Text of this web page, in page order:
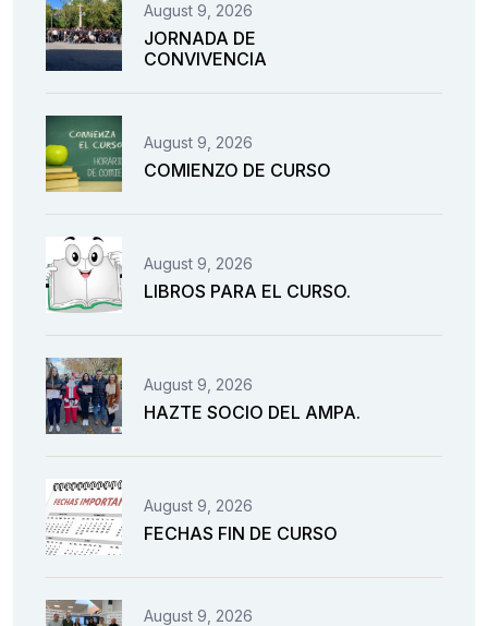
August 9, 2026
JORNADA DE
CONVIVENCIA
August 9, 2026
COMIENZO DE CURSO
August 9, 2026
LIBROS PARA EL CURSO.
August 9, 2026
HAZTE SOCIO DEL AMPA.
August 9, 2026
FECHAS FIN DE CURSO
August 9, 2026